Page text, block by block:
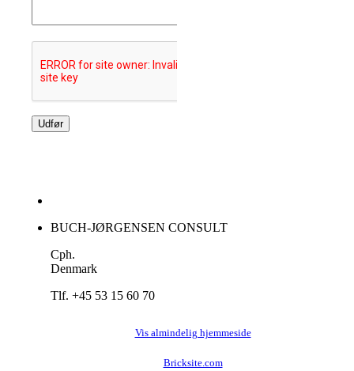
BUCH-JØRGENSEN CONSULT
Cph.
Denmark
Tlf. +45 53 15 60 70
Vis almindelig hjemmeside
Bricksite.com